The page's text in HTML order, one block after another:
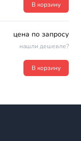
В корзину
цена по запросу
нашли дешевле?
В корзину